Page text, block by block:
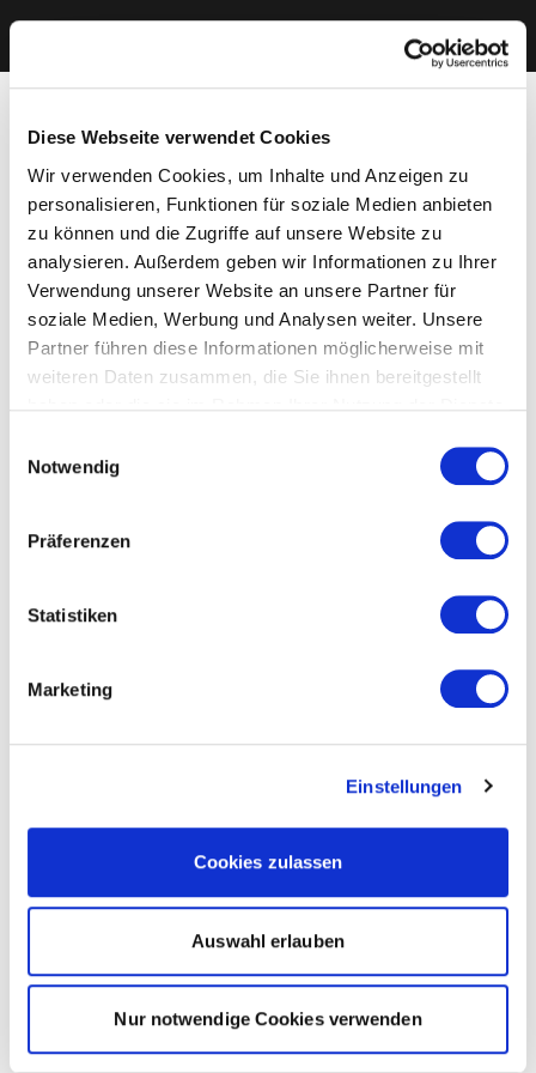
Diese Webseite verwendet Cookies
Wir verwenden Cookies, um Inhalte und Anzeigen zu
personalisieren, Funktionen für soziale Medien anbieten
zu können und die Zugriffe auf unsere Website zu
analysieren. Außerdem geben wir Informationen zu Ihrer
Verwendung unserer Website an unsere Partner für
soziale Medien, Werbung und Analysen weiter. Unsere
Partner führen diese Informationen möglicherweise mit
weiteren Daten zusammen, die Sie ihnen bereitgestellt
Cookies, wenn Sie unsere Webseite weiterhin nutzen.
Notwendig
Präferenzen
Statistiken
Marketing
Einstellungen
Cookies zulassen
Auswahl erlauben
Nur notwendige Cookies verwenden